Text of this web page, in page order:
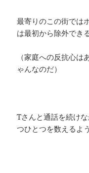
最寄りのこの街では
は最初から除外できる
（家庭への反抗心
ゃんなのだ）
Tさんと通話を続け
つひとつを数えるよ